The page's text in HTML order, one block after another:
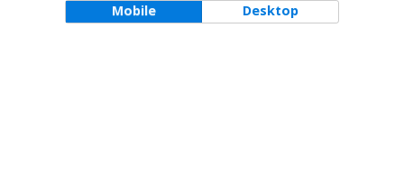
Mobile Desktop